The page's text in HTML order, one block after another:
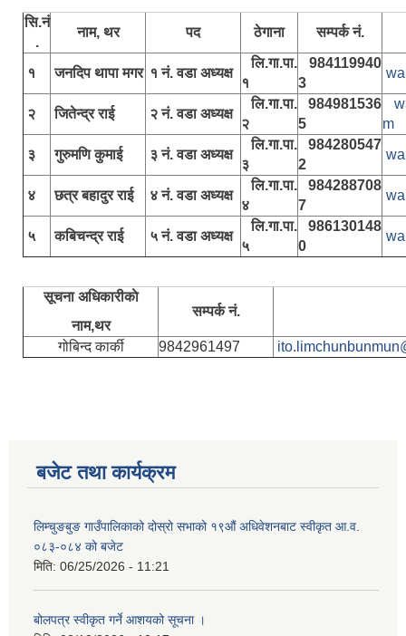
सि.नं
.
नाम, थर पद ठेगाना सम्पर्क नं.
१ जनदिप थापा मगर १ नं. वडा अध्यक्ष
लि.गा.पा.
१
984119940
3
२ जितेन्द्र राई २ नं. वडा अध्यक्ष
लि.गा.पा.
२
984981536
5
m
३
गुरुमणि कुमाई ३ नं. वडा अध्यक्ष
लि.गा.पा.
३
984280547
2
४ छत्र बहादुर राई ४ नं. वडा अध्यक्ष
लि.गा.पा.
४
984288708
7
५ कबिचन्द्र राई ५ नं. वडा अध्यक्ष
लि.गा.पा.
५
986130148
0
सूचना अधिकारीकाे
नाम,थर
सम्पर्क नं.
गोबिन्द कार्की 9842961497
बजेट तथा कार्यक्रम
लिम्चुङबुङ गाउँपालिकाको दोस्रो सभाको १९औं अधिवेशनबाट स्वीकृत आ.व.
०८३-०८४ को बजेट
मिति: 06/25/2026 - 11:21
बोलपत्र स्वीकृत गर्ने आशयको सूचना ।